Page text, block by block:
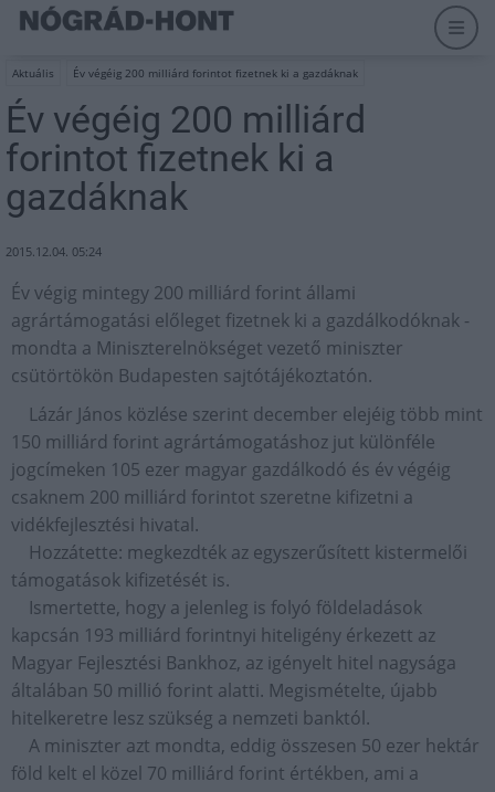
Aktuális Év végéig 200 milliárd forintot fizetnek ki a gazdáknak
Év végéig 200 milliárd
forintot fizetnek ki a
gazdáknak
2015.12.04. 05:24
Év végig mintegy 200 milliárd forint állami
agrártámogatási előleget fizetnek ki a gazdálkodóknak -
mondta a Miniszterelnökséget vezető miniszter
csütörtökön Budapesten sajtótájékoztatón.
Lázár János közlése szerint december elejéig több mint
150 milliárd forint agrártámogatáshoz jut különféle
jogcímeken 105 ezer magyar gazdálkodó és év végéig
csaknem 200 milliárd forintot szeretne kifizetni a
vidékfejlesztési hivatal.
Hozzátette: megkezdték az egyszerűsített kistermelői
támogatások kifizetését is.
Ismertette, hogy a jelenleg is folyó földeladások
kapcsán 193 milliárd forintnyi hiteligény érkezett az
Magyar Fejlesztési Bankhoz, az igényelt hitel nagysága
általában 50 millió forint alatti. Megismételte, újabb
hitelkeretre lesz szükség a nemzeti banktól.
A miniszter azt mondta, eddig összesen 50 ezer hektár
föld kelt el közel 70 milliárd forint értékben, ami a